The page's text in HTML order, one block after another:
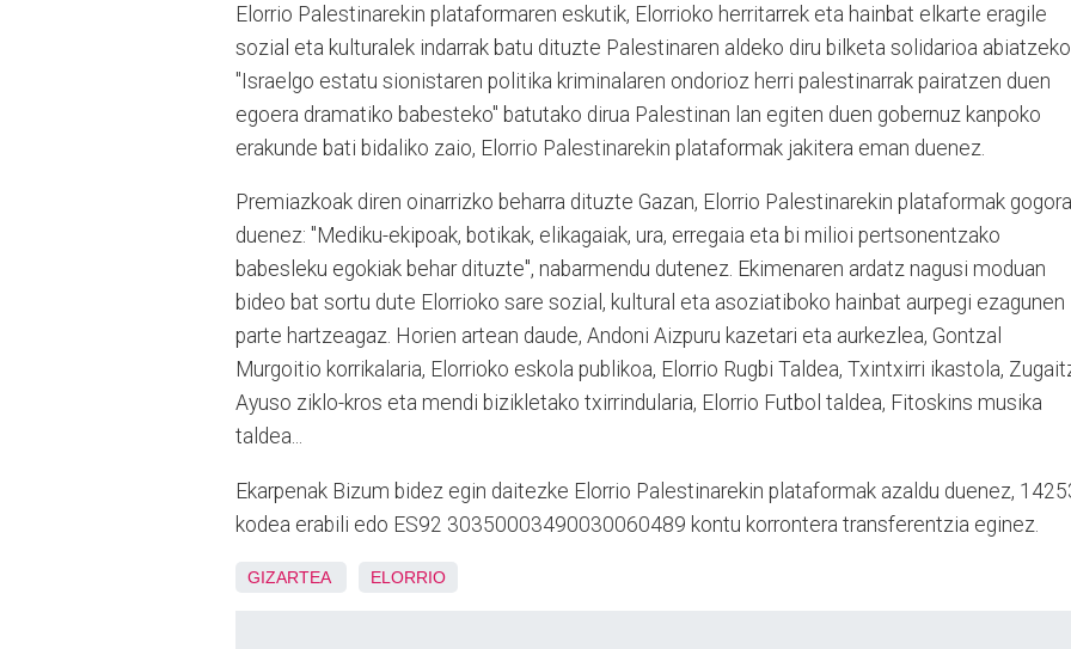
Elorrio Palestinarekin plataformaren eskutik, Elorrioko herritarrek eta hainbat elkarte eragile
sozial eta kulturalek indarrak batu dituzte Palestinaren aldeko diru bilketa solidarioa
"Israelgo estatu sionistaren politika kriminalaren ondorioz herri palestinarrak pairatzen duen
egoera dramatiko babesteko" batutako dirua Palestinan lan egiten duen gobernuz kanpoko
erakunde bati bidaliko zaio, Elorrio Palestinarekin plataformak jakitera eman duenez.
Premiazkoak diren oinarrizko beharra dituzte Gazan, Elorrio Palestinarekin plataformak
duenez: "Mediku-ekipoak, botikak, elikagaiak, ura, erregaia eta bi milioi pertsonentzako
babesleku egokiak behar dituzte", nabarmendu dutenez. Ekimenaren ardatz nagusi moduan
bideo bat sortu dute Elorrioko sare sozial, kultural eta asoziatiboko hainbat aurpegi ezagunen
parte hartzeagaz. Horien artean daude, Andoni Aizpuru kazetari eta aurkezlea, Gontzal
Murgoitio korrikalaria, Elorrioko eskola publikoa, Elorrio Rugbi Taldea, Txintxirri ikastola,
Ayuso ziklo-kros eta mendi bizikletako txirrindularia, Elorrio Futbol taldea, Fitoskins musika
taldea...
Ekarpenak Bizum bidez egin daitezke Elorrio Palestinarekin plataformak azaldu duenez,
kodea erabili edo ES92 30350003490030060489 kontu korrontera transferentzia eginez.
GIZARTEA ELORRIO